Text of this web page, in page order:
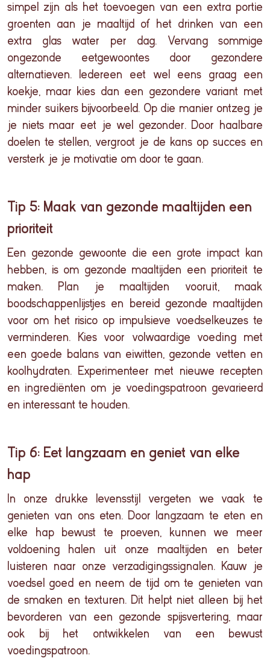
simpel zijn als het toevoegen van een extra portie
groenten aan je maaltijd of het drinken van een
extra glas water per dag. Vervang sommige
ongezonde eetgewoontes door gezondere
alternatieven. Iedereen eet wel eens graag een
koekje, maar kies dan een gezondere variant met
minder suikers bijvoorbeeld. Op die manier ontzeg je
je niets maar eet je wel gezonder. Door haalbare
doelen te stellen, vergroot je de kans op succes en
versterk je je motivatie om door te gaan.
Tip 5: Maak van gezonde maaltijden een
prioriteit
Een gezonde gewoonte die een grote impact kan
hebben, is om gezonde maaltijden een prioriteit te
maken. Plan je maaltijden vooruit, maak
boodschappenlijstjes en bereid gezonde maaltijden
voor om het risico op impulsieve voedselkeuzes te
verminderen. Kies voor volwaardige voeding met
een goede balans van eiwitten, gezonde vetten en
koolhydraten. Experimenteer met nieuwe recepten
en ingrediënten om je voedingspatroon gevarieerd
en interessant te houden.
Tip 6: Eet langzaam en geniet van elke
hap
In onze drukke levensstijl vergeten we vaak
te
genieten van onseten. Door langzaam te eten en
elke hap bewust te proeven, kunnen we meer
voldoening
halen uit onze maaltijden en
beter
luisteren naar onze verzadigingssignalen. Kauw je
voedsel goed en neem detijd omte genieten van
desmaken en texturen. Dit helpt niet alleen bijhet
bevorderen van een gezonde spijsvertering, maar
ook
bij het ontwikkelen van een
bewust
voedingspatroon.